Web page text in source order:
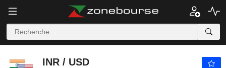
INR / USD
INR / USD